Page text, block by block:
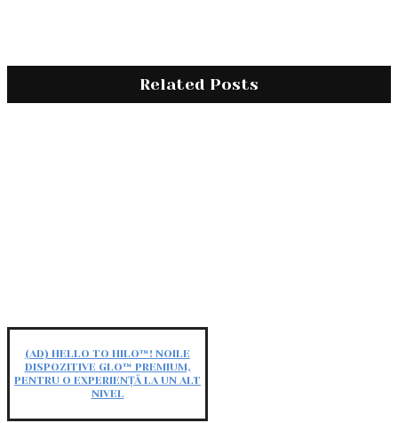
Related Posts
(AD) HELLO TO HILO™! NOILE
DISPOZITIVE GLO™ PREMIUM,
PENTRU O EXPERIENȚĂ LA UN ALT
NIVEL